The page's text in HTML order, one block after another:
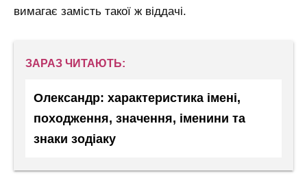
вимагає замість такої ж віддачі.
ЗАРАЗ ЧИТАЮТЬ:
Олександр: характеристика імені,
походження, значення, іменини та
знаки зодіаку